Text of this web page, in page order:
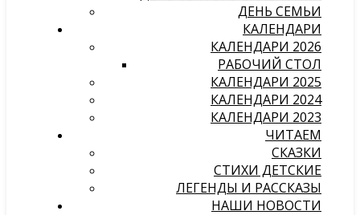
ДЕНЬ СЕМЬИ
КАЛЕНДАРИ
КАЛЕНДАРИ 2026
РАБОЧИЙ СТОЛ
КАЛЕНДАРИ 2025
КАЛЕНДАРИ 2024
КАЛЕНДАРИ 2023
ЧИТАЕМ
СКАЗКИ
СТИХИ ДЕТСКИЕ
ЛЕГЕНДЫ И РАССКАЗЫ
НАШИ НОВОСТИ